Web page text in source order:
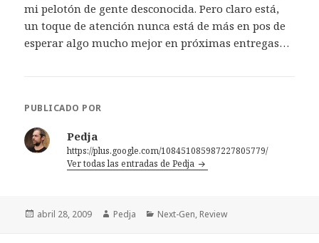
mi pelotón de gente desconocida. Pero claro está,
un toque de atención nunca está de más en pos de
esperar algo mucho mejor en próximas entregas…
PUBLICADO POR
Pedja
https://plus.google.com/108451085987227805779/
Ver todas las entradas de Pedja
Publicado
abril 28, 2009 Autor
Pedja Categorías
Next-Gen, Review